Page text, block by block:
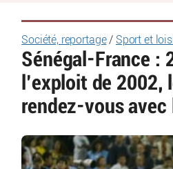
Société, reportage/ Sport et
Sénégal-France :
l’exploit de 2002,
rendez-vous